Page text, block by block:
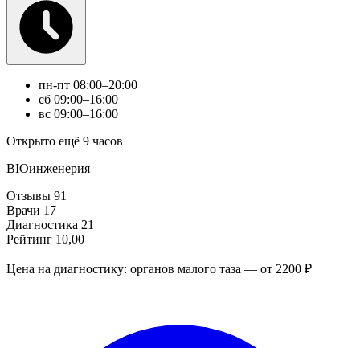
пн-пт 08:00–20:00
сб 09:00–16:00
вс 09:00–16:00
Открыто ещё 9 часов
BIOинженерия
Отзывы 91
Врачи 17
Диагностика 21
Рейтинг 10,00
Цена на диагностику: органов малого таза — от 2200 ₽